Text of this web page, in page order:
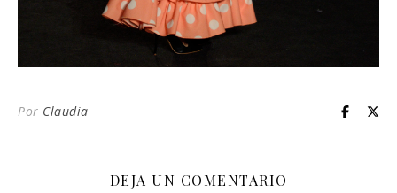
Por Claudia
DEJA UN COMENTARIO